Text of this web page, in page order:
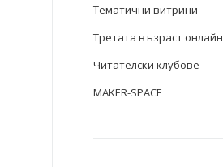
Тематични витрини
Третата възраст онлайн
Читателски клубове
MAKER-SPACE